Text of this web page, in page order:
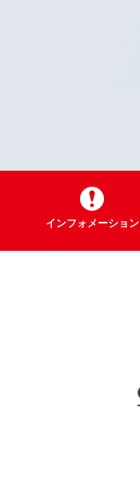
インフォメーション